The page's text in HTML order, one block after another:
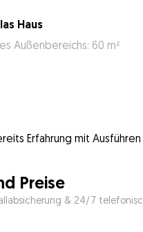
Haus
Außenbereichs: 60 m²
Erfahrung mit
Preise
& 24/7